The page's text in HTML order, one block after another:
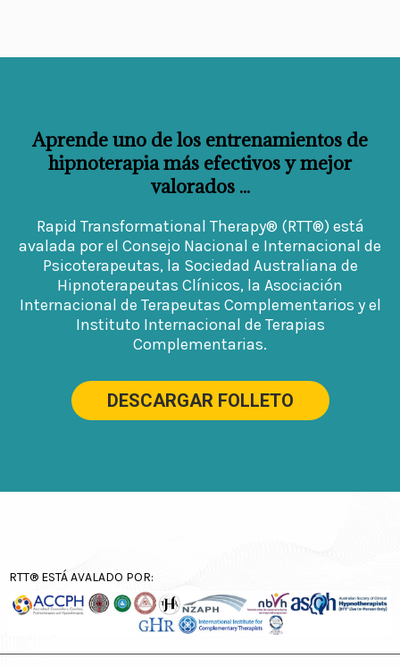
Aprende uno de los entrenamientos de
hipnoterapia más efectivos y mejor
valorados ...
Rapid Transformational Therapy® (RTT®) está
avalada por el Consejo Nacional e Internacional de
Psicoterapeutas, la Sociedad Australiana de
Hipnoterapeutas Clínicos, la Asociación
Internacional de Terapeutas Complementarios y el
Instituto Internacional de Terapias
Complementarias.
DESCARGAR FOLLETO
RTT® ESTÁ AVALADO POR: